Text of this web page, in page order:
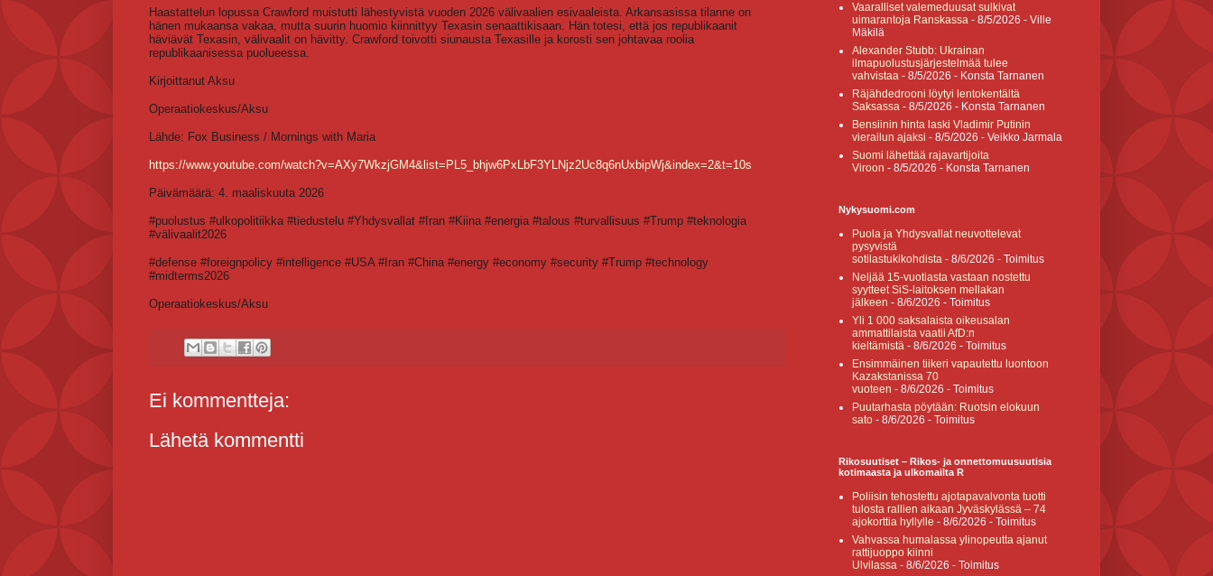
Haastattelun lopussa Crawford muistutti lähestyvistä vuoden 2026 välivaalien esivaaleista. Arkansasissa tilanne on
hänen mukaansa vakaa, mutta suurin huomio kiinnittyy Texasin senaattikisaan. Hän totesi, että jos republikaanit
häviävät Texasin, välivaalit on hävitty. Crawford toivotti siunausta Texasille ja korosti sen johtavaa roolia
republikaanisessa puolueessa.
Kirjoittanut Aksu
Operaatiokeskus/Aksu
Lähde: Fox Business / Mornings with Maria
https://www.youtube.com/watch?v=AXy7WkzjGM4&list=PL5_bhjw6PxLbF3YLNjz2Uc8q6nUxbipWj&index=2&t=10s
Päivämäärä: 4. maaliskuuta 2026
#puolustus #ulkopolitiikka #tiedustelu #Yhdysvallat #Iran #Kiina #energia #talous #turvallisuus #Trump #teknologia
#välivaalit2026
#defense #foreignpolicy #intelligence #USA #Iran #China #energy #economy #security #Trump #technology
#midterms2026
Operaatiokeskus/Aksu
Ei kommentteja:
Lähetä kommentti
Vaaralliset valemeduusat sulkivat
uimarantoja Ranskassa - 8/5/2026 - Ville
Mäkilä
Alexander Stubb: Ukrainan
ilmapuolustusjärjestelmää tulee
vahvistaa - 8/5/2026 - Konsta Tarnanen
Räjähdedrooni löytyi lentokentältä
Saksassa - 8/5/2026 - Konsta Tarnanen
Bensiinin hinta laski Vladimir Putinin
vierailun ajaksi - 8/5/2026 - Veikko Jarmala
Suomi lähettää rajavartijoita
Viroon - 8/5/2026 - Konsta Tarnanen
Nykysuomi.com
Puola ja Yhdysvallat neuvottelevat
pysyvistä
sotilastukikohdista - 8/6/2026 - Toimitus
Neljää 15-vuotiasta vastaan nostettu
syytteet SiS-laitoksen mellakan
jälkeen - 8/6/2026 - Toimitus
Yli 1 000 saksalaista oikeusalan
ammattilaista vaatii AfD:n
kieltämistä - 8/6/2026 - Toimitus
Ensimmäinen tiikeri vapautettu luontoon
Kazakstanissa 70
vuoteen - 8/6/2026 - Toimitus
Puutarhasta pöytään: Ruotsin elokuun
sato - 8/6/2026 - Toimitus
Rikosuutiset – Rikos- ja onnettomuusuutisia
kotimaasta ja ulkomailta R
Poliisin tehostettu ajotapavalvonta tuotti
tulosta rallien aikaan Jyväskylässä – 74
ajokorttia hyllylle - 8/6/2026 - Toimitus
Vahvassa humalassa ylinopeutta ajanut
rattijuoppo kiinni
Ulvilassa - 8/6/2026 - Toimitus